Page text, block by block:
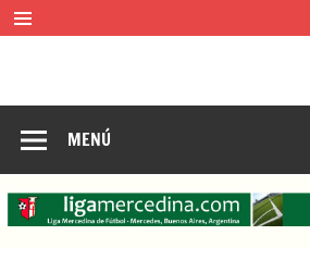
Saltar
contenido
MENÚ